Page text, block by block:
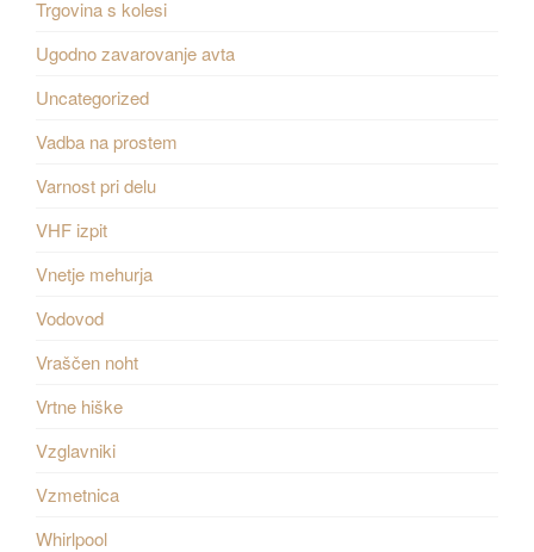
Trgovina s kolesi
Ugodno zavarovanje avta
Uncategorized
Vadba na prostem
Varnost pri delu
VHF izpit
Vnetje mehurja
Vodovod
Vraščen noht
Vrtne hiške
Vzglavniki
Vzmetnica
Whirlpool